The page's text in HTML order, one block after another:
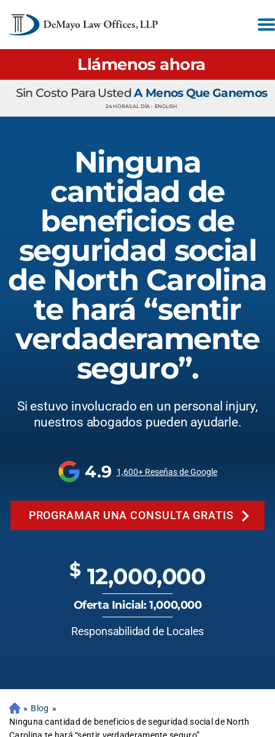
Llámenos ahora
Sin Costo Para UstedA Menos Que Ganemos
24 HORAS AL DÍA • ENGLISH
Ninguna
cantidad de
beneficios de
seguridad social
de North Carolina
te hará “sentir
verdaderamente
seguro”.
Si estuvo involucrado en un personal injury,
nuestros abogados pueden ayudarle.
4.9 1,600+ Reseñas de Google
PROGRAMAR UNA CONSULTA GRATIS
$ 12,000,000
Oferta Inicial: 1,000,000
Responsabilidad de Locales
» Blog »
Ninguna cantidad de beneficios de seguridad social de North